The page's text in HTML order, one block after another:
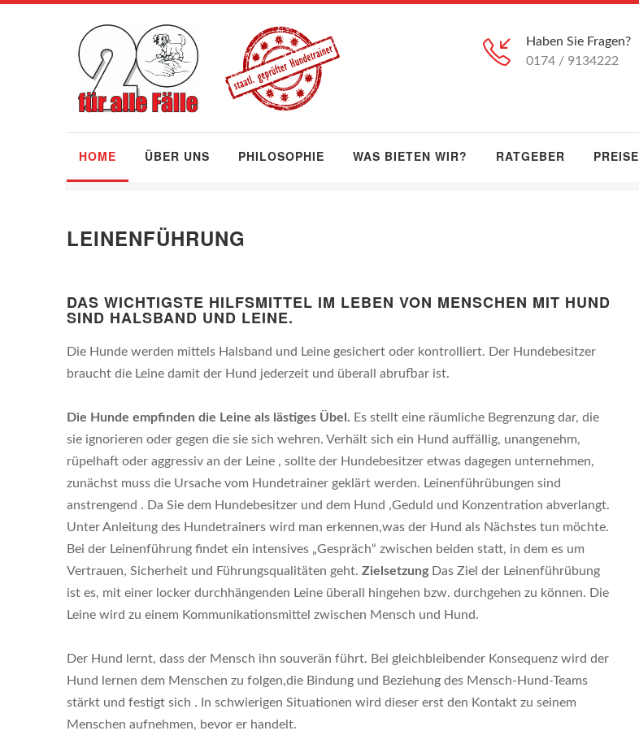
Haben Sie Fragen?
0174 / 9134222
HOME ÜBER UNS PHILOSOPHIE WAS BIETEN WIR? RATGEBER PREISE
LEINENFÜHRUNG
DAS WICHTIGSTE HILFSMITTEL IM LEBEN VON MENSCHEN MIT HUND
SIND HALSBAND UND LEINE.
Die Hunde werden mittels Halsband und Leine gesichert oder kontrolliert. Der Hundebesitzer
braucht die Leine damit der Hund jederzeit und überall abrufbar ist.
Die Hunde empfinden die Leine als lästiges Übel. Es stellt eine räumliche Begrenzung dar, die
sie ignorieren oder gegen die sie sich wehren. Verhält sich ein Hund auffällig, unangenehm,
rüpelhaft oder aggressiv an der Leine , sollte der Hundebesitzer etwas dagegen unternehmen,
zunächst muss die Ursache vom Hundetrainer geklärt werden. Leinenführübungen sind
anstrengend . Da Sie dem Hundebesitzer und dem Hund ,Geduld und Konzentration abverlangt.
Unter Anleitung des Hundetrainers wird man erkennen,was der Hund als Nächstes tun möchte.
Bei der Leinenführung findet ein intensives „Gespräch“ zwischen beiden statt, in dem es um
Vertrauen, Sicherheit und Führungsqualitäten geht. ZielsetzungDas Ziel der Leinenführübung
ist es, mit einer locker durchhängenden Leine überall hingehen bzw. durchgehen zu können. Die
Leine wird zu einem Kommunikationsmittel zwischen Mensch und Hund.
Der Hund lernt, dass der Mensch ihn souverän führt. Bei gleichbleibender Konsequenz wird der
Hund lernen dem Menschen zu folgen,die Bindung und Beziehung des Mensch-Hund-Teams
stärkt und festigt sich . In schwierigen Situationen wird dieser erst den Kontakt zu seinem
Menschen aufnehmen, bevor er handelt.